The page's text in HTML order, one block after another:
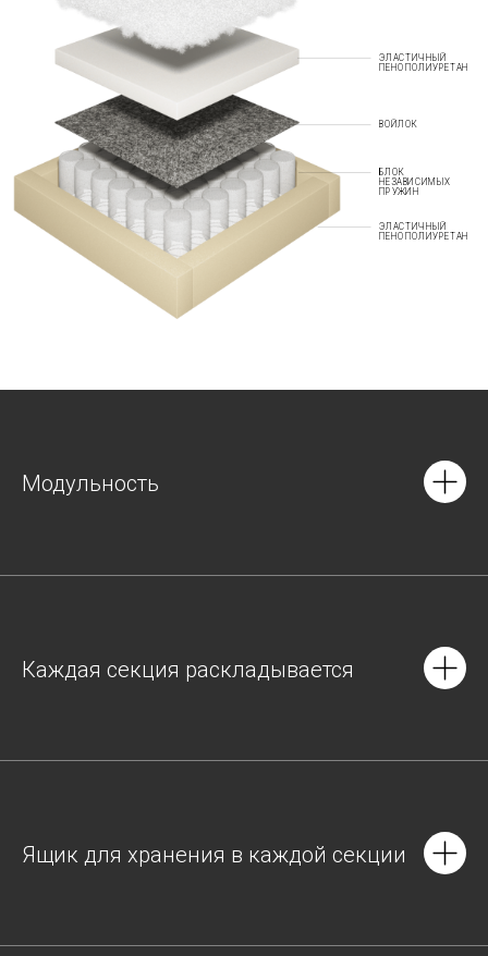
ЭЛАСТИЧНЫЙ
ПЕНОПОЛИУРЕТАН
ВОЙЛОК
БЛОК
НЕЗАВИСИМЫХ
ПРУЖИН
ЭЛАСТИЧНЫЙ
ПЕНОПОЛИУРЕТАН
Модульность
Каждая секция раскладывается
Ящик для хранения в каждой секции